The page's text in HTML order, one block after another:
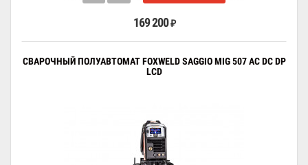
169 200 ₽
СВАРОЧНЫЙ ПОЛУАВТОМАТ FOXWELD SAGGIO MIG 507 AC DC DP
LCD